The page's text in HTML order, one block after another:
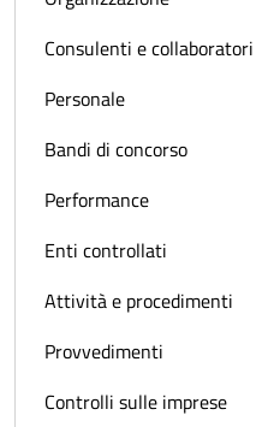
Consulenti e collaboratori
Personale
Bandi di concorso
Performance
Enti controllati
Attività e procedimenti
Provvedimenti
Controlli sulle imprese